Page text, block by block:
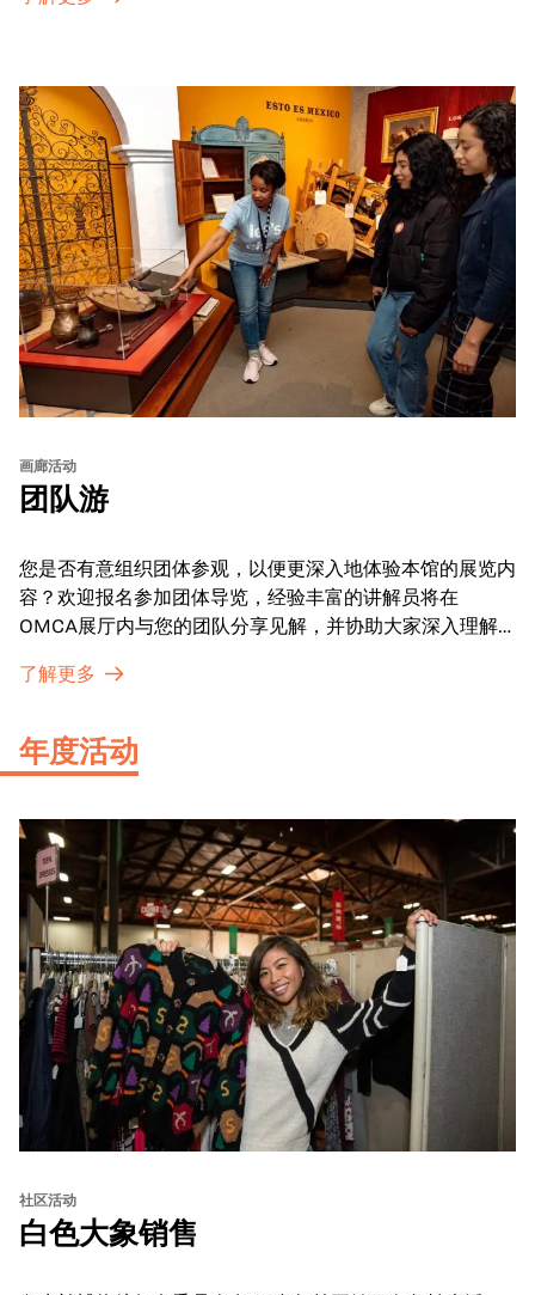
画廊活动
团队游
您是否有意组织团体参观，以便更深入地体验本馆的展览内
容？欢迎报名参加团体导览，经验丰富的讲解员将在
OMCA展厅内与您的团队分享见解，并协助大家深入理解
了解更多
年度活动
社区活动
白色大象销售